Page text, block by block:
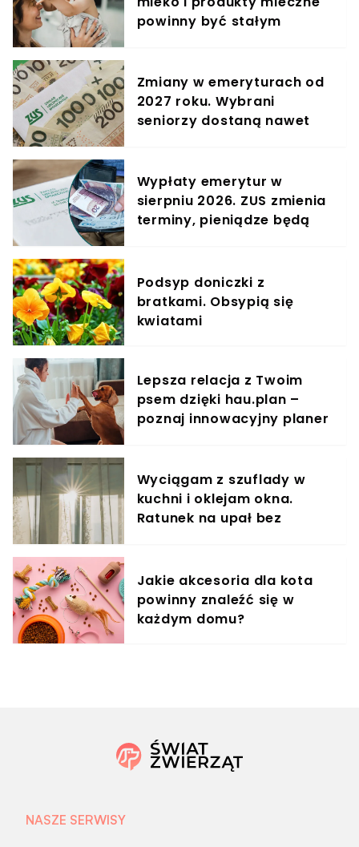
powinny być stałym
Zmiany w emeryturach od
2027 roku. Wybrani
seniorzy dostaną nawet
Wypłaty emerytur w
sierpniu 2026. ZUS zmienia
terminy, pieniądze będą
Podsyp doniczki z
bratkami. Obsypią się
kwiatami
Lepsza relacja z Twoim
psem dzięki hau.plan –
poznaj innowacyjny planer
Wyciągam z szuflady w
kuchni i oklejam okna.
Ratunek na upał bez
Jakie akcesoria dla kota
powinny znaleźć się w
każdym domu?
NASZE SERWISY